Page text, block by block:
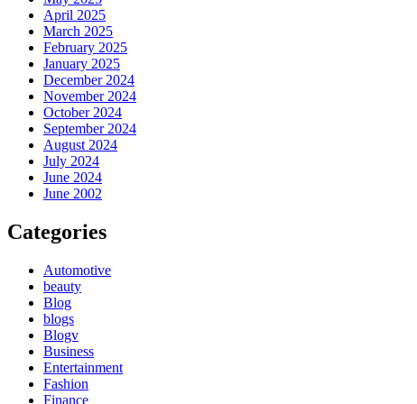
April 2025
March 2025
February 2025
January 2025
December 2024
November 2024
October 2024
September 2024
August 2024
July 2024
June 2024
June 2002
Categories
Automotive
beauty
Blog
blogs
Blogv
Business
Entertainment
Fashion
Finance